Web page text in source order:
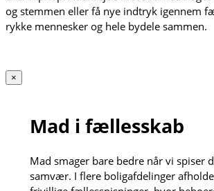
og stemmen eller få nye indtryk igennem
rykke mennesker og hele bydele sammen.
×
Mad i fællesskab
Mad smager bare bedre når vi spiser
samvær. I flere boligafdelinger